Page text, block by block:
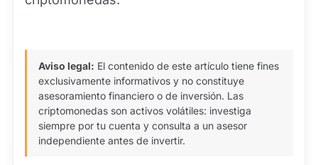
Aviso legal: El contenido de este artículo tiene fines
exclusivamente informativos y no constituye
asesoramiento financiero o de inversión. Las
criptomonedas son activos volátiles: investiga
siempre por tu cuenta y consulta a un asesor
independiente antes de invertir.